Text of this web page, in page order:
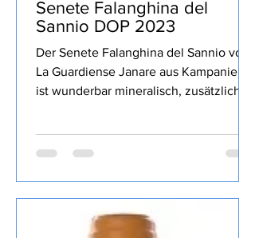
La Guardiense Janare -
Senete Falanghina del
Sannio DOP 2023
Der Senete Falanghina del Sannio von
La Guardiense Janare aus Kampanien
gelbe sowie Zitrusfrucht, lang, gekauft
habe ich den Wein bei Televino.